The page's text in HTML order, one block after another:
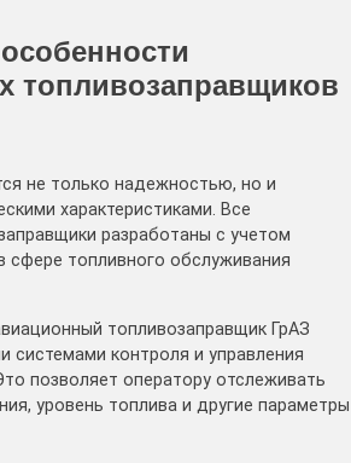
топливозаправщиков
не только надежностью, но и
характеристиками. Все
разработаны с учетом
сфере топливного обслуживания
топливозаправщик ГрАЗ
системами контроля и управления
позволяет оператору отслеживать
уровень топлива и другие параметры